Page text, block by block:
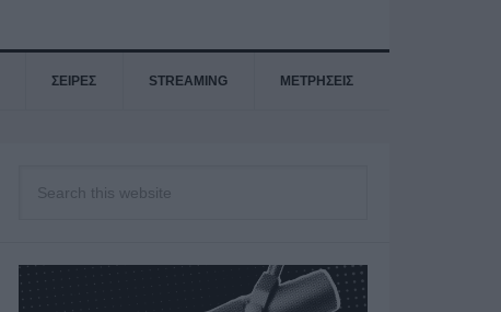
ΣΕΙΡΕΣ STREAMING ΜΕΤΡΗΣΕΙΣ